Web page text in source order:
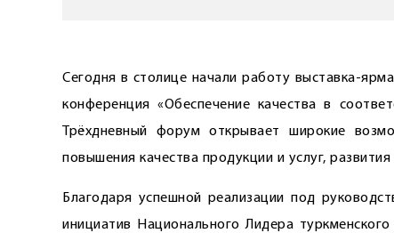
Сегодня в столице начали работу выставка-
конференция «Обеспечение качества в
Трёхдневный форум открывает широкие
повышения качества продукции и услуг,
Благодаря успешной реализации под
инициатив Национального Лидера